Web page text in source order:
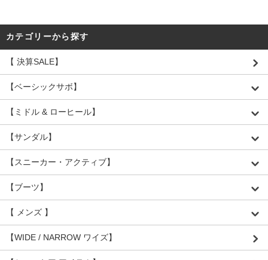
カテゴリーから探す
【 決算SALE】
【ベーシックサボ】
【ミドル & ローヒール】
【サンダル】
【スニーカー・アクティブ】
【ブーツ】
【 メンズ 】
【WIDE / NARROW ワイズ】